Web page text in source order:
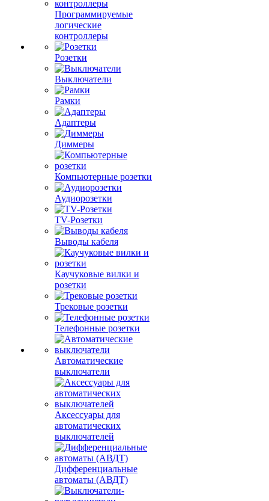
Программируемые
логические
контроллеры
Розетки
Выключатели
Рамки
Адаптеры
Диммеры
Компьютерные розетки
Аудиорозетки
TV-Розетки
Выводы кабеля
Каучуковые вилки и
розетки
Трековые розетки
Телефонные розетки
Автоматические
выключатели
Аксессуары для
автоматических
выключателей
Дифференциальные
автоматы (АВДТ)